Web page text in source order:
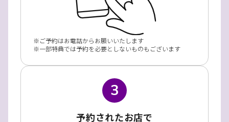
ご予約はお電話からお願いいたします
一部特典では予約を必要としないものもございます
3
予約されたお店で